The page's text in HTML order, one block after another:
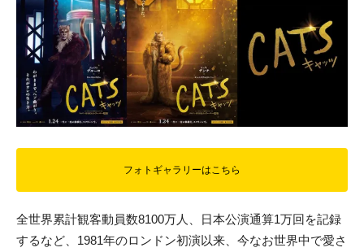
フォトギャラリーはこちら
全世界累計観客動員数8100万人、日本公演通算1万回を記録
するなど、1981年のロンドン初演以来、今なお世界中で愛さ